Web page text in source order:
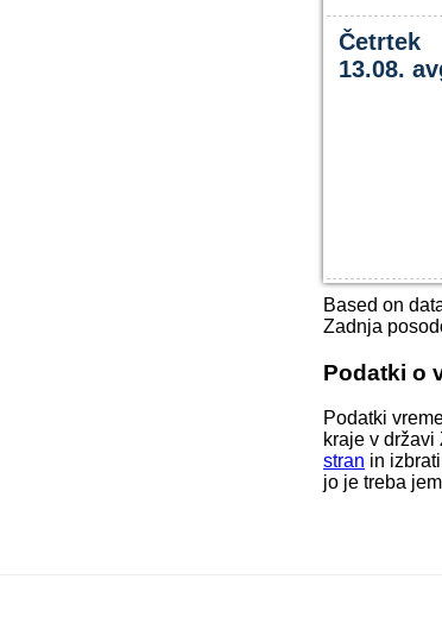
Četrtek
13.08.
Based on
Zadnja
Podatki o
Podatki
kraje v
stran in
jo je treba